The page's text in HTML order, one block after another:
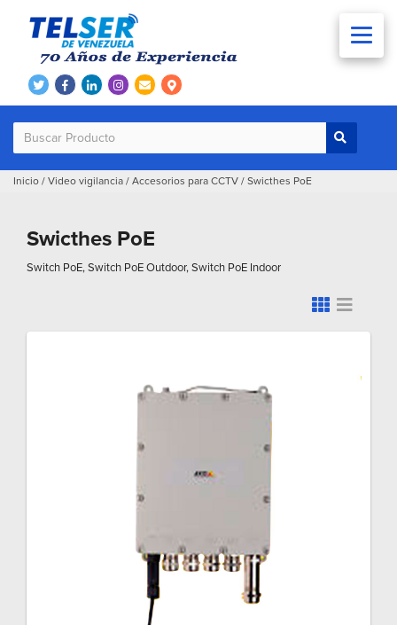
Inicio / Video vigilancia / Accesorios para CCTV / Swicthes PoE
Swicthes PoE
Switch PoE, Switch PoE Outdoor, Switch PoE Indoor